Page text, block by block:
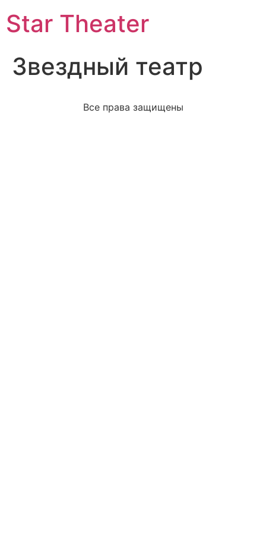
Star Theater
Звездный театр
Все права защищены